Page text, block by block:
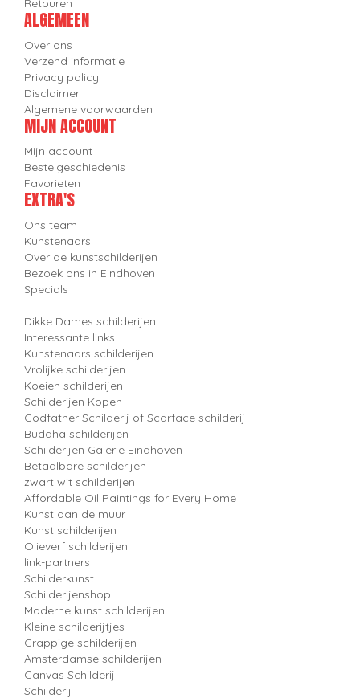
Retouren
ALGEMEEN
Over ons
Verzend informatie
Privacy policy
Disclaimer
Algemene voorwaarden
MIJN ACCOUNT
Mijn account
Bestelgeschiedenis
Favorieten
EXTRA'S
Ons team
Kunstenaars
Over de kunstschilderijen
Bezoek ons in Eindhoven
Specials
Dikke Dames schilderijen
Interessante links
Kunstenaars schilderijen
Vrolijke schilderijen
Koeien schilderijen
Schilderijen Kopen
Godfather Schilderij of Scarface schilderij
Buddha schilderijen
Schilderijen Galerie Eindhoven
Betaalbare schilderijen
zwart wit schilderijen
Affordable Oil Paintings for Every Home
Kunst aan de muur
Kunst schilderijen
Olieverf schilderijen
link-partners
Schilderkunst
Schilderijenshop
Moderne kunst schilderijen
Kleine schilderijtjes
Grappige schilderijen
Amsterdamse schilderijen
Canvas Schilderij
Schilderij